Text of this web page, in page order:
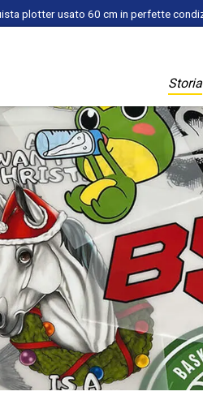
plotter usato 60 cm in perfette
Storia